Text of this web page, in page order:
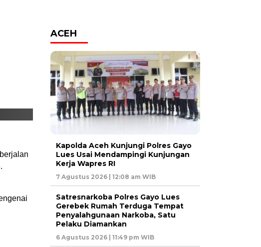
ACEH
Kapolda Aceh Kunjungi Polres Gayo
Lues Usai Mendampingi Kunjungan
Kerja Wapres RI
7 Agustus 2026 | 12:08 am WIB
Satresnarkoba Polres Gayo Lues
Gerebek Rumah Terduga Tempat
Penyalahgunaan Narkoba, Satu
Pelaku Diamankan
6 Agustus 2026 | 11:49 pm WIB